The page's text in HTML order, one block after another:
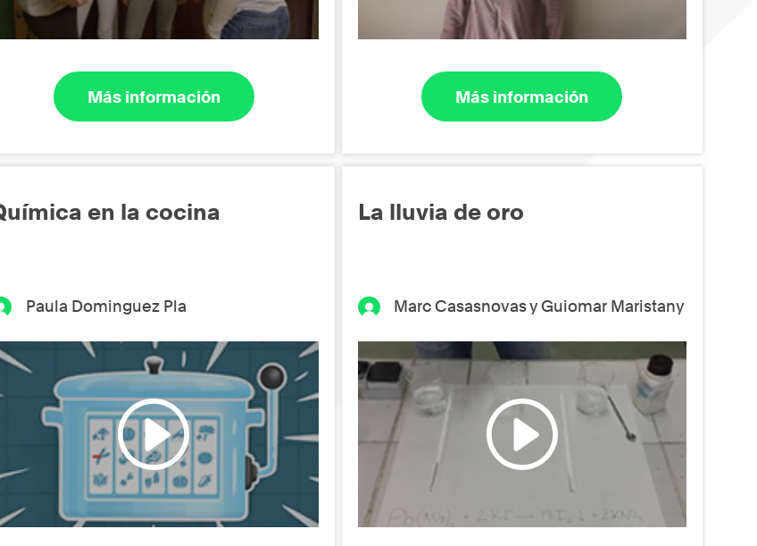
Más información Más información
en la cocina
Paula Dominguez Pla
La lluvia de oro
Marc Casasnovas y Guiomar Maristany